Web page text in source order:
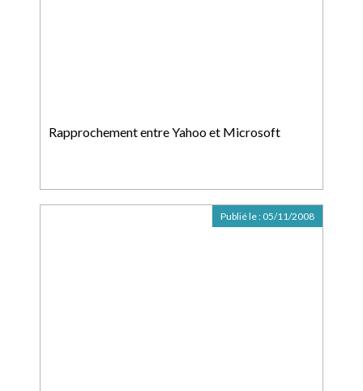
Rapprochement entre Yahoo et Microsoft
Publié le : 05/11/2008